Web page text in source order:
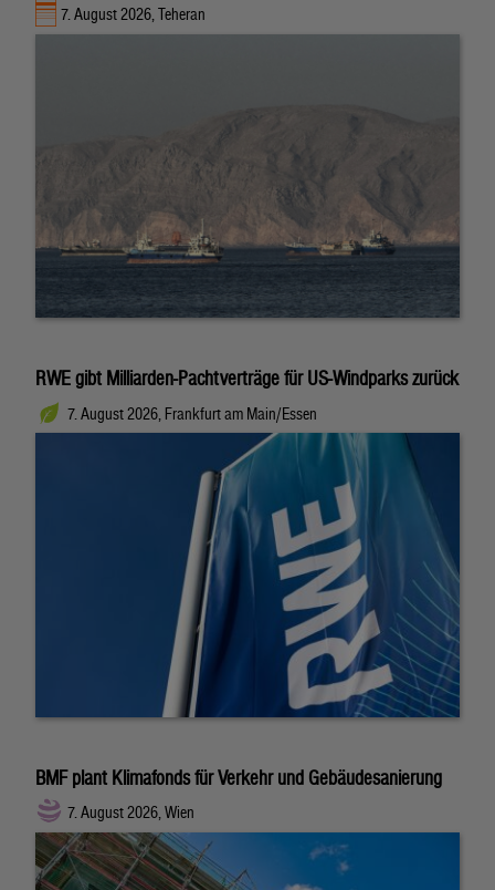
7. August 2026, Teheran
RWE gibt Milliarden-Pachtverträge für US-Windparks zurück
7. August 2026, Frankfurt am Main/Essen
BMF plant Klimafonds für Verkehr und Gebäudesanierung
7. August 2026, Wien